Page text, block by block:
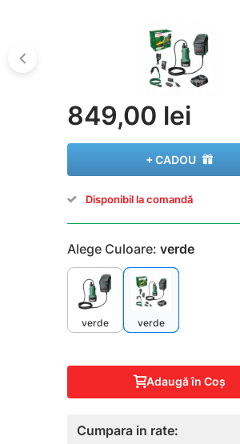
849,00 lei
+ CADOU
Disponibil la comandă
Alege Culoare: verde
verde verde
Adaugă în Coş
Cumpara in rate: